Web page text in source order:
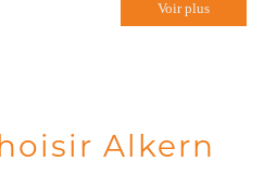
Voir plus
Alkern